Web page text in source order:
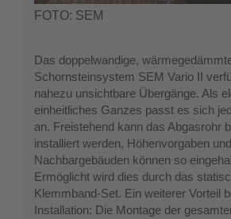
FOTO: SEM
Das doppelwandige,
Schornsteinsystem SEM Vario II
nahezu unsichtbare Übergänge. Als
einheitliches Ganzes passt es sich
an. Freistehend kann das Abgasrohr
installiert werden, Höhenvorgaben
Nachbargebäuden können so
Ermöglicht wird dies durch das
Klemmband-Set. Ein weiterer Vorteil
Installation: Die Montage der